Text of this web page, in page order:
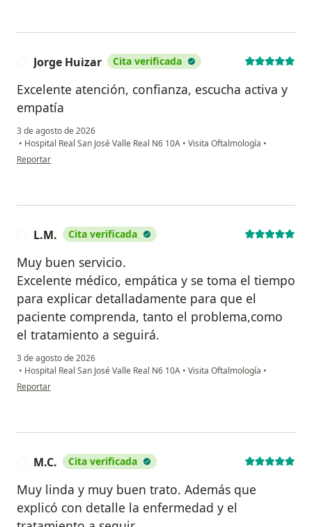
Jorge Huizar Cita verificada
Excelente atención, confianza, escucha activa y
empatía
3 de agosto de 2026
• Hospital Real San José Valle Real N6 10A • Visita Oftalmología •
en opinión del usuario Jorge Huizar
Reportar
L.M. Cita verificada
Muy buen servicio.
Excelente médico, empática y se toma el tiempo
para explicar detalladamente para que el
paciente comprenda, tanto el problema,como
el tratamiento a seguirá.
3 de agosto de 2026
• Hospital Real San José Valle Real N6 10A • Visita Oftalmología •
en opinión del usuario L.M.
Reportar
M.C. Cita verificada
Muy linda y muy buen trato. Además que
explicó con detalle la enfermedad y el